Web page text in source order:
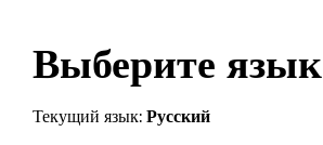
Выберите язык
Текущий язык:Русский